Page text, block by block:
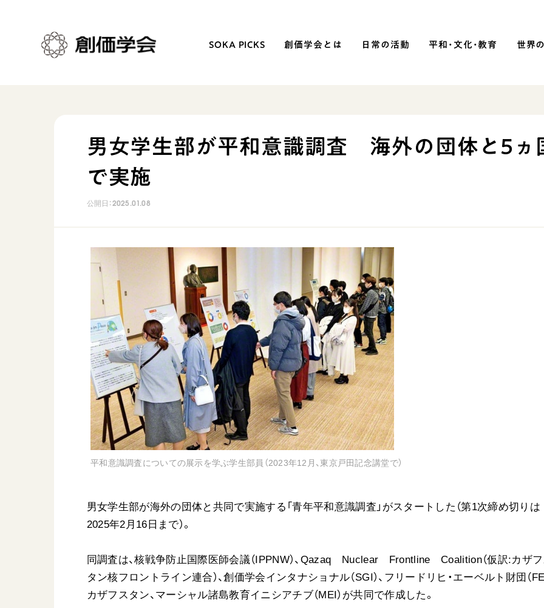
SOKA PICKS 創価学会とは 日常の活動 平和・文化・教育 世界
自他共の幸福
日蓮大聖人の仏法（教学入門）
創価学会の三代会長
初代会長・牧口常三郎先生
第2代会長・戸田城聖先生
第3代会長・池田大作先生
学会永遠の五指針
主な行事
年間の活動について
友人葬
彼岸
「平和の文化」を構築
取り組み
人道支援
音楽活動
展示活動
教育本部の活動
図書贈呈
世界の創価学会
各国ウェブサイト
世界の創価学会の歴史
基本情報
会員サポート
要旨
御書検索［新版］
＜関連リンク＞
創価学会総本部
墓地公園・納骨堂
聖教電子版
Soka Gakkai グローバルサイト
ご意見
ご利用にあたって
男女学生部が平和意識調査 海外の団体と5ヵ
で実施
公開日：2025.01.08
平和意識調査についての展示を学ぶ学生部員（2023年12月、東京戸田記念講堂で）
男女学生部が海外の団体と共同で実施する「青年平和意識調査」がスタートした（第1次締め切りは
2025年2月16日まで）。
同調査は、核戦争防止国際医師会議（IPPNW）、Qazaq Nuclear Frontline Coalition（仮訳:カザ
タン核フロントライン連合）、創価学会インタナショナル（SGI）、フリードリヒ・エーベルト財団（
カザフスタン、マーシャル諸島教育イニシアチブ（MEI）が共同で作成した。